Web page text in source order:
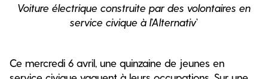
Voiture électrique construite par des volontaires en
service civique à l’Alternativ’
Ce mercredi 6 avril, une quinzaine de jeunes en